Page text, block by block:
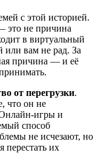
с этой историей.
это не причина
в виртуальный
или вам не рад. За
причина — и её
от перегрузки.
что он не
Онлайн-игры и
способ
не исчезают, но
перестать их